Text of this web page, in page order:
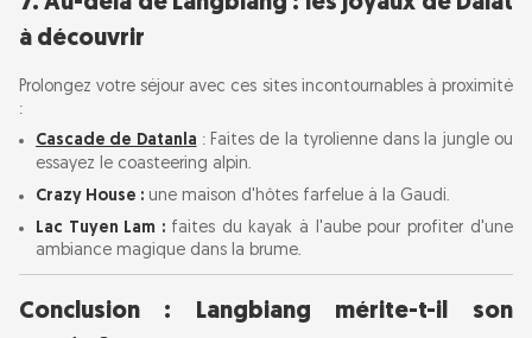
à découvrir
Prolongez votre séjour avec ces sites incontournables à proximité
:
Cascade de Datanla : Faites de la tyrolienne dans la jungle ou
essayez le coasteering alpin.
Crazy House : une maison d'hôtes farfelue à la Gaudí.
Lac Tuyen Lam : faites du kayak à l'aube pour profiter d'une
ambiance magique dans la brume.
Conclusion : Langbiang mérite-t-il son